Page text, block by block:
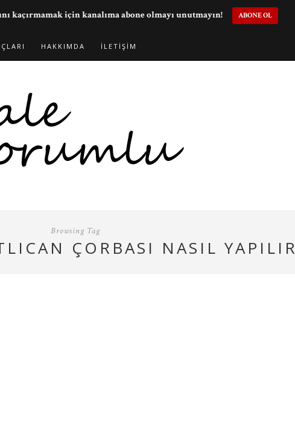
HAKKIMDA İLETIŞIM
Browsing Tag
ÇORBASI NASIL YAPILIR
kaçırmamak için kanalıma abone olmayı unutmayın! ABONE OL